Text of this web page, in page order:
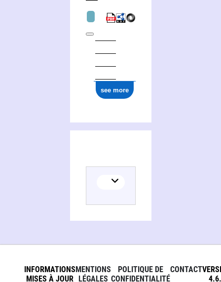
see more
INFORMATIONS
MISES À JOUR
MENTIONS
LÉGALES
POLITIQUE DE
CONFIDENTIALITÉ
CONTACT